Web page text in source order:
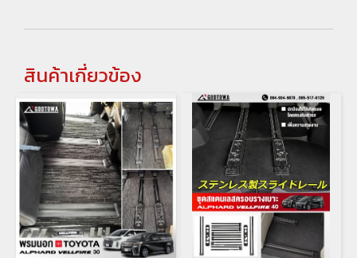
สินค้าเกี่ยวข้อง